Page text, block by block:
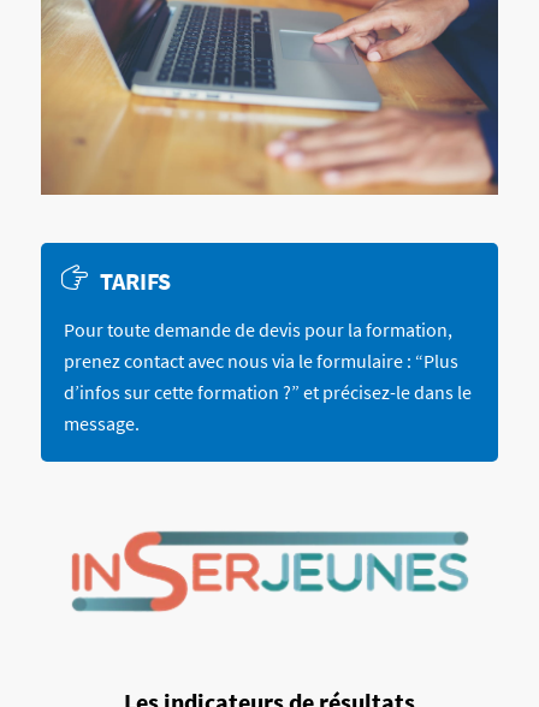
TARIFS
Pour toute demande de devis pour la formation,
prenez contact avec nous via le formulaire : “Plus
d’infos sur cette formation ?” et précisez-le dans le
message.